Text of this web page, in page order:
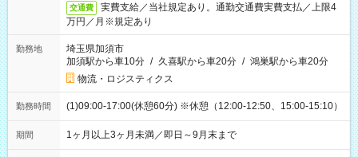
交通費
実費支給／当社規定あり。通勤交通費実費支払／上限4
万円／月※規定あり
勤務地
埼玉県加須市
加須駅から車10分 / 久喜駅から車20分 / 鴻巣駅から車20分
物流・ロジスティクス
勤務時間 (1)09:00-17:00(休憩60分) ※休憩（12:00-12:50、15:00-15:10）
期間 1ヶ月以上3ヶ月未満／即日～9月末まで